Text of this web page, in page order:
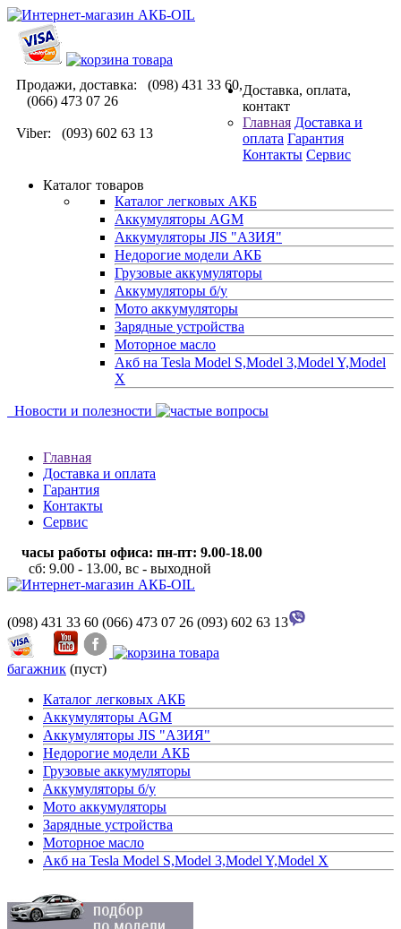
Продажи, доставка: (098) 431 33 60,
(066) 473 07 26
Viber: (093) 602 63 13
Доставка, оплата,
контакт
Главная Доставка и
оплата Гарантия
Контакты Сервис
Каталог товаров
Каталог легковых АКБ
Аккумуляторы AGM
Аккумуляторы JIS "АЗИЯ"
Недорогие модели АКБ
Грузовые аккумуляторы
Аккумуляторы б/у
Мото аккумуляторы
Зарядные устройства
Моторное масло
Акб на Tesla Model S,Model 3,Model Y,Model
X
Новости и полезности
Главная
Доставка и оплата
Гарантия
Контакты
Сервис
часы работы офиса: пн-пт: 9.00-18.00
сб: 9.00 - 13.00, вс - выходной
(098) 431 33 60 (066) 473 07 26 (093) 602 63 13
багажник (пуст)
Каталог легковых АКБ
Аккумуляторы AGM
Аккумуляторы JIS "АЗИЯ"
Недорогие модели АКБ
Грузовые аккумуляторы
Аккумуляторы б/у
Мото аккумуляторы
Зарядные устройства
Моторное масло
Акб на Tesla Model S,Model 3,Model Y,Model X